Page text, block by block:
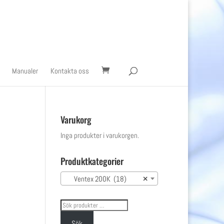
Manualer Kontakta oss
Varukorg
Inga produkter i varukorgen.
Produktkategorier
×
Ventex 200K (18)
Sök